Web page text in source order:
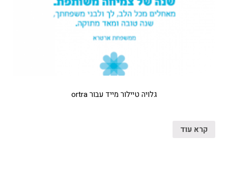
גלויה טיילור מייד עבור ortra
קרא עוד